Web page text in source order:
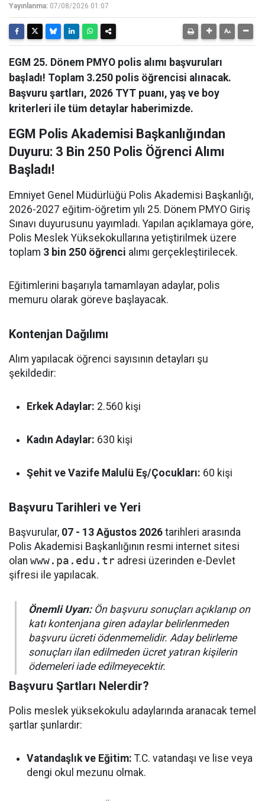
Yayınlanma: 07/08/2026 01:07
EGM 25. Dönem PMYO polis alımı başvuruları
başladı! Toplam 3.250 polis öğrencisi alınacak.
Başvuru şartları, 2026 TYT puanı, yaş ve boy
kriterleri ile tüm detaylar haberimizde.
EGM Polis Akademisi Başkanlığından
Duyuru: 3 Bin 250 Polis Öğrenci Alımı
Başladı!
Emniyet Genel Müdürlüğü Polis Akademisi Başkanlığı,
2026-2027 eğitim-öğretim yılı 25. Dönem PMYO Giriş
Sınavı duyurusunu yayımladı. Yapılan açıklamaya göre,
Polis Meslek Yüksekokullarına yetiştirilmek üzere
toplam 3 bin 250 öğrenci alımı gerçekleştirilecek.
Eğitimlerini başarıyla tamamlayan adaylar, polis
memuru olarak göreve başlayacak.
Kontenjan Dağılımı
Alım yapılacak öğrenci sayısının detayları şu
şekildedir:
Erkek Adaylar: 2.560 kişi
Kadın Adaylar: 630 kişi
Şehit ve Vazife Malulü Eş/Çocukları: 60 kişi
Başvuru Tarihleri ve Yeri
Başvurular, 07 - 13 Ağustos 2026 tarihleri arasında
Polis Akademisi Başkanlığının resmi internet sitesi
olan www.pa.edu.tr adresi üzerinden e-Devlet
şifresi ile yapılacak.
Önemli Uyarı:Ön başvuru sonuçları açıklanıp on
katı kontenjana giren adaylar belirlenmeden
başvuru ücreti ödenmemelidir. Aday belirleme
sonuçları ilan edilmeden ücret yatıran kişilerin
ödemeleri iade edilmeyecektir.
Başvuru Şartları Nelerdir?
Polis meslek yüksekokulu adaylarında aranacak temel
şartlar şunlardır:
Vatandaşlık ve Eğitim: T.C. vatandaşı ve lise veya
dengi okul mezunu olmak.